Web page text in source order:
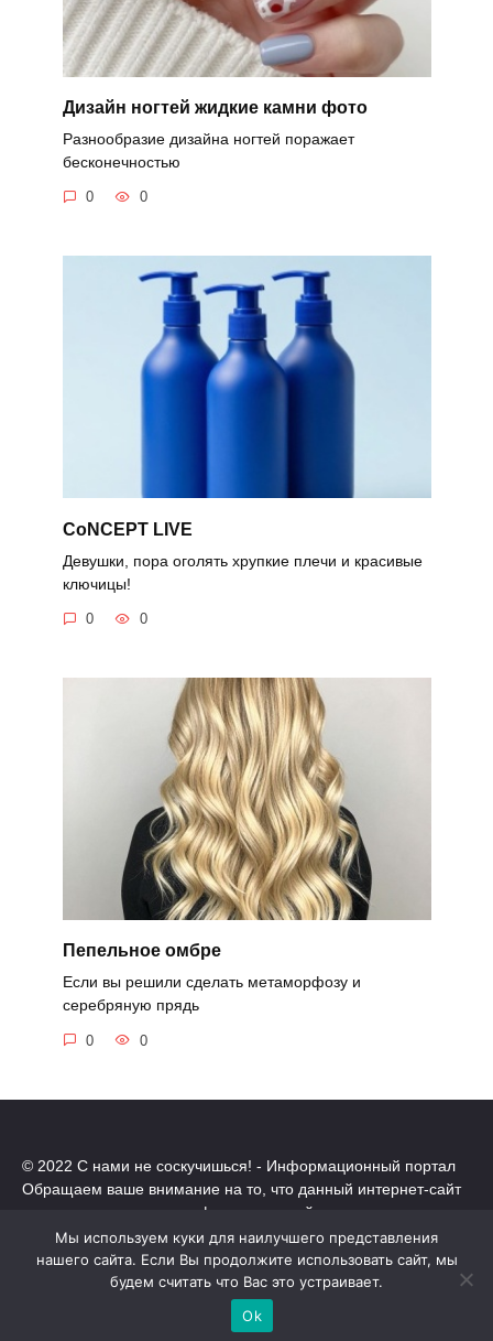
Дизайн ногтей жидкие камни фото
Разнообразие дизайна ногтей поражает
бесконечностью
0 0
CoNCEPT LIVE
Девушки, пора оголять хрупкие плечи и красивые
ключицы!
0 0
Пепельное омбре
Если вы решили сделать метаморфозу и
серебряную прядь
0 0
© 2022 С нами не соскучишься! - Информационный портал
Обращаем ваше внимание на то, что данный интернет-сайт
носит исключительно информационный характер.
Все торговые марки принадлежат их владельцам. Все права
защищены.
Политика конфиденциальности
Мы используем куки для наилучшего представления
нашего сайта. Если Вы продолжите использовать сайт, мы
будем считать что Вас это устраивает.
Ok